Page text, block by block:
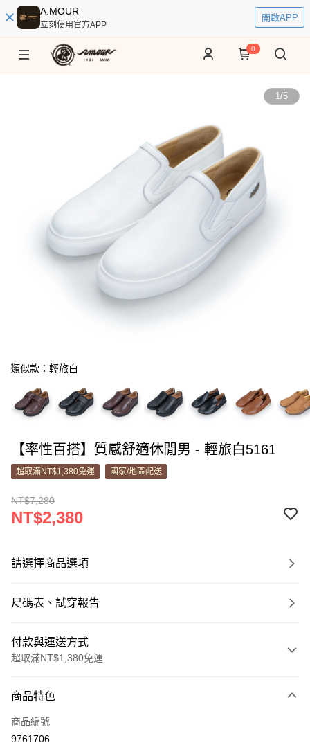
A.MOUR
立刻使用官方APP
開啟APP
0
1/5
類似款：輕旅白
【率性百搭】質感舒適休閒男 - 輕旅白5161
超取滿NT$1,380免運 國家/地區配送
NT$7,280
NT$2,380
請選擇商品選項
尺碼表、試穿報告
付款與運送方式
超取滿NT$1,380免運
信用卡一次付款
信用卡分期付款
商品特色
商品編號
9761706